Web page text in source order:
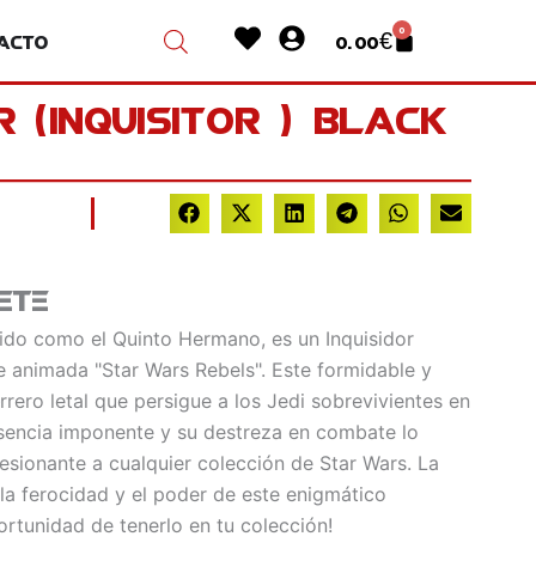
HeartUser-
circle
0.00€ 0
Cart
(Inquisitor ) Black
como el Quinto Hermano, es un Inquisidor
"Star Wars Rebels". Este formidable y
letal que persigue a los Jedi sobrevivientes en
imponente y su destreza en combate lo
a cualquier colección de Star Wars. La
ferocidad y el poder de este enigmático
de tenerlo en tu colección!